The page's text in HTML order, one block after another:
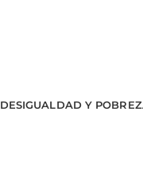
DESIGUALDAD Y